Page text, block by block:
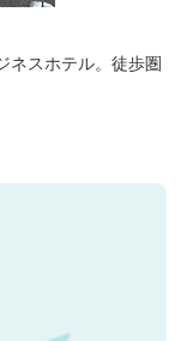
ネスホテル。徒歩圏